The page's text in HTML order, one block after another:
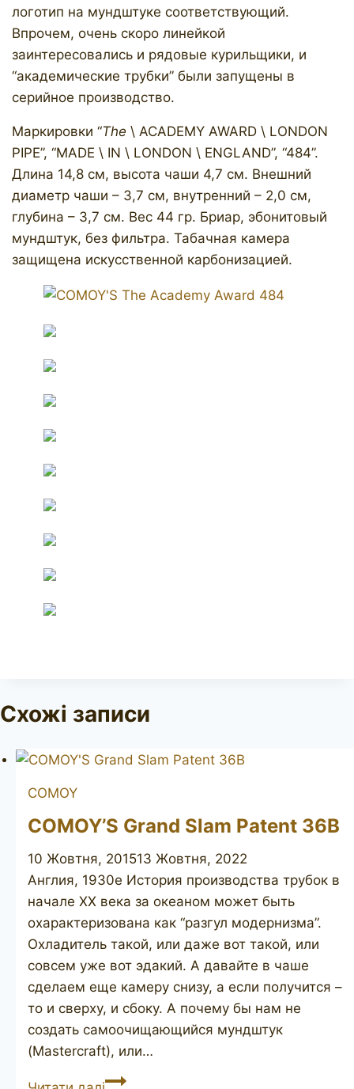
логотип на мундштуке соответствующий.
Впрочем, очень скоро линейкой
заинтересовались и рядовые курильщики, и
“академические трубки” были запущены в
серийное производство.
Маркировки “The \ ACADEMY AWARD \ LONDON
PIPE”, “MADE \ IN \ LONDON \ ENGLAND”, “484”.
Длина 14,8 см, высота чаши 4,7 см. Внешний
диаметр чаши – 3,7 см, внутренний – 2,0 см,
глубина – 3,7 см. Вес 44 гр. Бриар, эбонитовый
мундштук, без фильтра. Табачная камера
защищена искусственной карбонизацией.
Схожі записи
COMOY
COMOY’S Grand Slam Patent 36B
10 Жовтня, 201513 Жовтня, 2022
Англия, 1930е История производства трубок в
начале ХХ века за океаном может быть
охарактеризована как “разгул модернизма”.
Охладитель такой, или даже вот такой, или
совсем уже вот эдакий. А давайте в чаше
сделаем еще камеру снизу, а если получится –
то и сверху, и сбоку. А почему бы нам не
создать самоочищающийся мундштук
(Mastercraft), или…
COMOY’S